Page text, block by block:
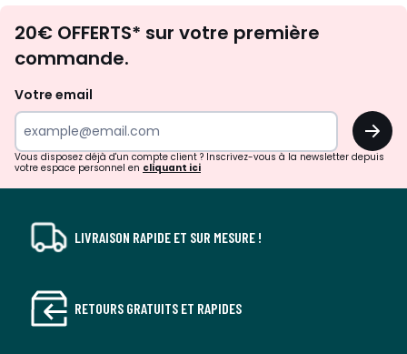
d'inspirations
surprises?
20€ OFFERTS* sur votre première
commande.
Votre email
OK
Vous disposez déjà d'un compte client ? Inscrivez-vous à la newsletter depuis
votre espace personnel en cliquant ici
LIVRAISON RAPIDE ET SUR MESURE !
RETOURS GRATUITS ET RAPIDES